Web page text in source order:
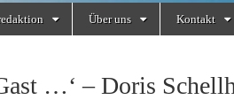
Über uns Kontakt
…‘ – Doris